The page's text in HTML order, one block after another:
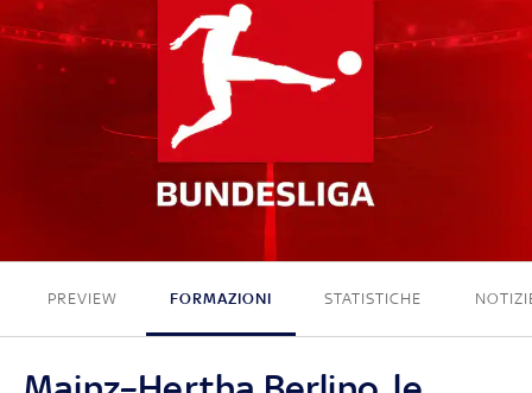
1 - 1
PREVIEW FORMAZIONI STATISTICHE